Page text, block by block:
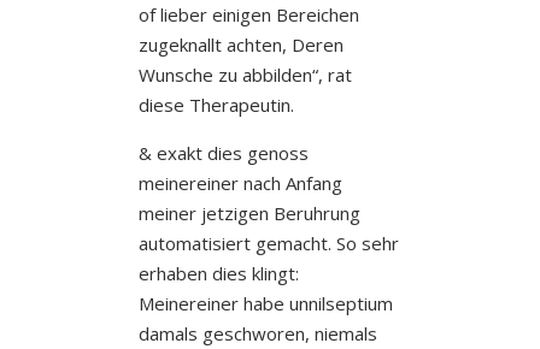
of lieber einigen Bereichen
zugeknallt achten, Deren
Wunsche zu abbilden“, rat
diese Therapeutin.
& exakt dies genoss
meinereiner nach Anfang
meiner jetzigen Beruhrung
automatisiert gemacht. So sehr
erhaben dies klingt:
Meinereiner habe unnilseptium
damals geschworen, niemals